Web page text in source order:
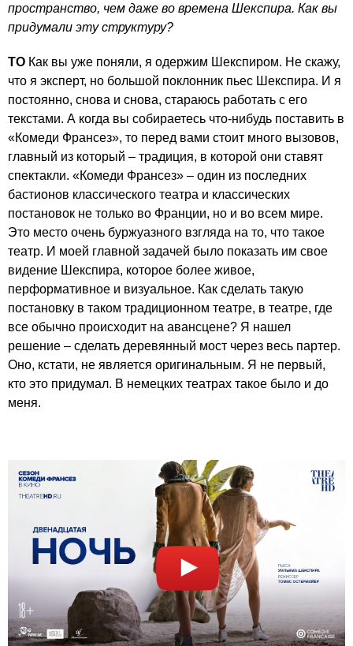
пространство, чем даже во времена Шекспира. Как вы
придумали эту структуру?
ТО Как вы уже поняли, я одержим Шекспиром. Не скажу,
что я эксперт, но большой поклонник пьес Шекспира. И я
постоянно, снова и снова, стараюсь работать с его
текстами. А когда вы собираетесь что-нибудь поставить в
«Комеди Франсез», то перед вами стоит много вызовов,
главный из который – традиция, в которой они ставят
спектакли. «Комеди Франсез» – один из последних
бастионов классического театра и классических
постановок не только во Франции, но и во всем мире.
Это место очень буржуазного взгляда на то, что такое
театр. И моей главной задачей было показать им свое
видение Шекспира, которое более живое,
перформативное и визуальное. Как сделать такую
постановку в таком традиционном театре, в театре, где
все обычно происходит на авансцене? Я нашел
решение – сделать деревянный мост через весь партер.
Оно, кстати, не является оригинальным. Я не первый,
кто это придумал. В немецких театрах такое было и до
меня.